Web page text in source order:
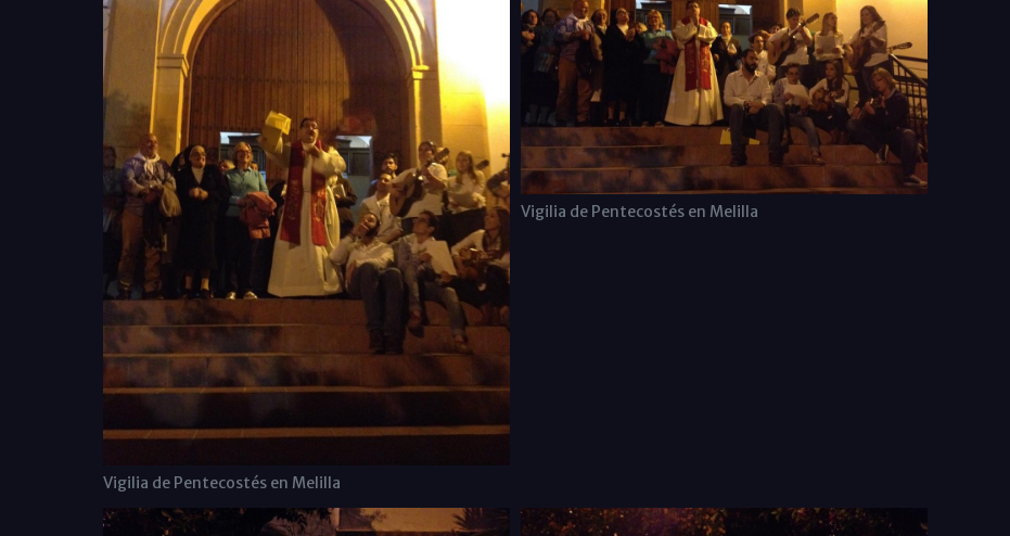
Vigilia de Pentecostés en Melilla
Vigilia de Pentecostés en Melilla